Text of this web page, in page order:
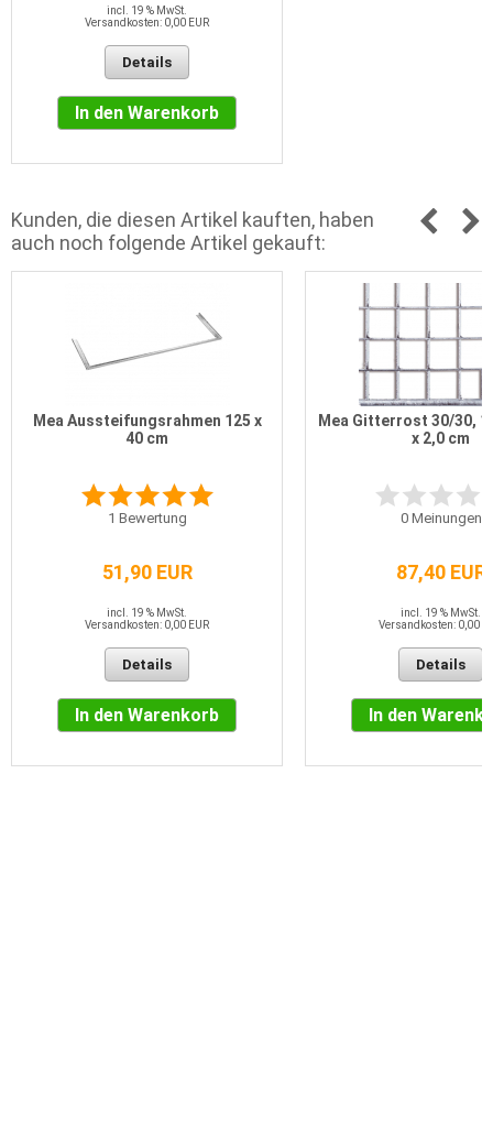
incl. 19 % MwSt.
Versandkosten: 0,00 EUR
Details
In den Warenkorb
Kunden, die diesen Artikel kauften, haben
auch noch folgende Artikel gekauft:
Mea Aussteifungsrahmen 125 x
40 cm
1 Bewertung
51,90 EUR
incl. 19 % MwSt.
Versandkosten: 0,00 EUR
Details
In den Warenkorb
Mea Gitterrost 30/30,
x 2,0 cm
0Meinungen
87,40 EUR
incl. 19 % MwSt.
Versandkosten: 0,00
Details
In den